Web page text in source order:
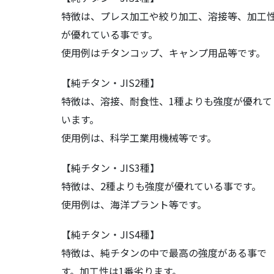
特徴は、プレス加工や絞り加工、溶接等、加工
が優れている事です。
使用例はチタンコップ、キャンプ用品等です。
【純チタン・JIS2種】
特徴は、溶接、耐食性、1種よりも強度が優れて
います。
使用例は、科学工業用機械等です。
【純チタン・JIS3種】
特徴は、2種よりも強度が優れている事です。
使用例は、海洋プラント等です。
【純チタン・JIS4種】
特徴は、純チタンの中で最高の強度がある事で